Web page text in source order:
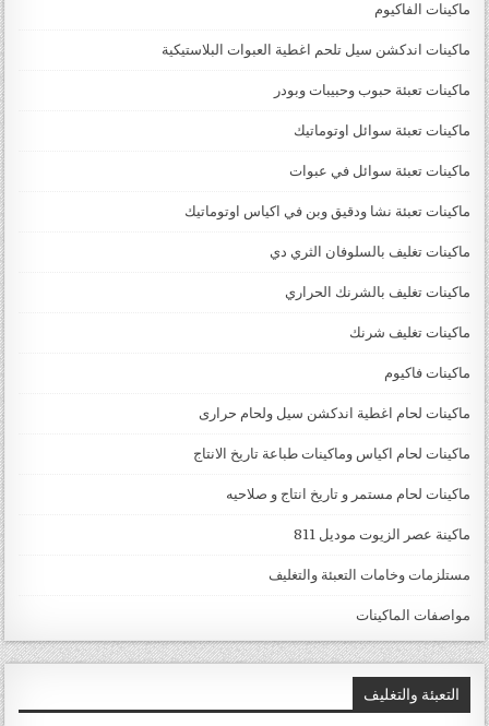
ماكينات الفاكيوم
ماكينات اندكشن سيل تلحم اغطية العبوات البلاستيكية
ماكينات تعبئة حبوب وحبيبات وبودر
ماكينات تعبئة سوائل اوتوماتيك
ماكينات تعبئة سوائل في عبوات
ماكينات تعبئة نشا ودقيق وبن في اكياس اوتوماتيك
ماكينات تغليف بالسلوفان الثري دي
ماكينات تغليف بالشرنك الحراري
ماكينات تغليف شرنك
ماكينات فاكيوم
ماكينات لحام اغطية اندكشن سيل ولحام حرارى
ماكينات لحام اكياس وماكينات طباعة تاريخ الانتاج
ماكينات لحام مستمر و تاريخ انتاج و صلاحيه
ماكينة عصر الزيوت موديل 811
مستلزمات وخامات التعبئة والتغليف
مواصفات الماكينات
التعبئة والتغليف